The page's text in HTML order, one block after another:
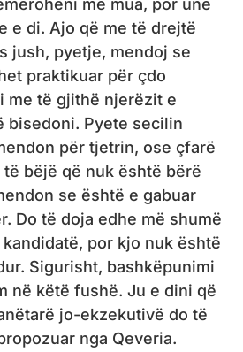
me mua, por unë
e di. Ajo që me të drejtë
jush, pyetje, mendoj se
praktikuar për çdo
me të gjithë njerëzit e
bisedoni. Pyete secilin
për tjetrin, ose çfarë
bëjë që nuk është bërë
se është e gabuar
Do të doja edhe më shumë
por kjo nuk është
Sigurisht, bashkëpunimi
në këtë fushë. Ju e dini që
jo-ekzekutivë do të
nga Qeveria.